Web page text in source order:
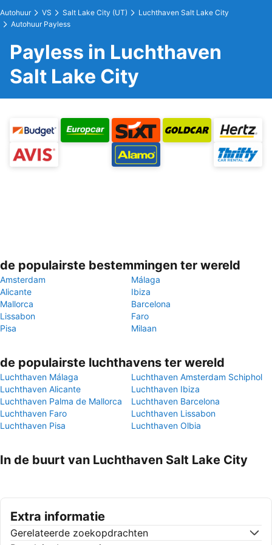
Autohuur VS Salt Lake City (UT)
Luchthaven Salt Lake City
Autohuur Payless
Payless in Luchthaven
Salt Lake City
de populairste bestemmingen ter wereld
Amsterdam
Málaga
Alicante
Ibiza
Mallorca
Barcelona
Lissabon
Faro
Pisa
Milaan
de populairste luchthavens ter wereld
Luchthaven Málaga
Luchthaven Amsterdam Schiphol
Luchthaven Alicante
Luchthaven Ibiza
Luchthaven Palma de Mallorca
Luchthaven Barcelona
Luchthaven Faro
Luchthaven Lissabon
Luchthaven Pisa
Luchthaven Olbia
In de buurt van Luchthaven Salt Lake City
Extra informatie
Gerelateerde zoekopdrachten